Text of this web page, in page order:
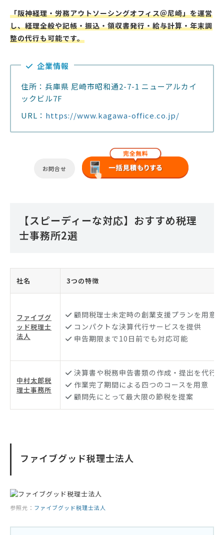
「阪神経理・労務アウトソーシングオフィス＠尼崎」を運営
し、経理全般や記帳・振込・領収書発行・給与計算・年末調
整の代行も可能です。
企業情報
住所：兵庫県 尼崎市昭和通2-7-1 ニューアルカイ
ックビル7F
URL： https://www.kagawa-office.co.jp/
お問合せ
【スピーディーな対応】おすすめ税理
士事務所2選
社名 3つの特徴
ファイブグ
ッド税理士
法人
顧問税理士未定時の創業支援プランを用意
コンパクトな決算代行サービスを提供
申告期限まで10日前でも対応可能
中村太郎税
理士事務所
決算書や税務申告書類の作成・提出を代行
作業完了期間による四つのコースを用意
顧問先にとって最大限の節税を提案
ファイブグッド税理士法人
参照元： ファイブグッド税理士法人